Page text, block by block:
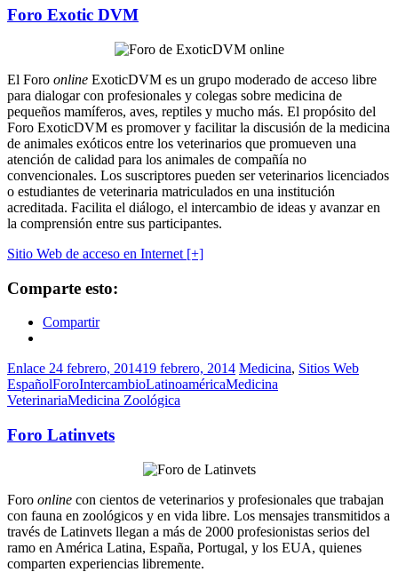
Foro Exotic DVM
El Foro online ExoticDVM es un grupo moderado de acceso libre
para dialogar con profesionales y colegas sobre medicina de
pequeños mamíferos, aves, reptiles y mucho más. El propósito del
Foro ExoticDVM es promover y facilitar la discusión de la medicina
de animales exóticos entre los veterinarios que promueven una
atención de calidad para los animales de compañía no
convencionales. Los suscriptores pueden ser veterinarios licenciados
o estudiantes de veterinaria matriculados en una institución
acreditada. Facilita el diálogo, el intercambio de ideas y avanzar en
la comprensión entre sus participantes.
Sitio Web de acceso en Internet [+]
Comparte esto:
Compartir
Enlace 24 febrero, 201419 febrero, 2014 Medicina, Sitios Web
EspañolForoIntercambioLatinoaméricaMedicina
VeterinariaMedicina Zoológica
Foro Latinvets
Foro online con cientos de veterinarios y profesionales que trabajan
con fauna en zoológicos y en vida libre. Los mensajes transmitidos a
través de Latinvets llegan a más de 2000 profesionistas serios del
ramo en América Latina, España, Portugal, y los EUA, quienes
comparten experiencias libremente.